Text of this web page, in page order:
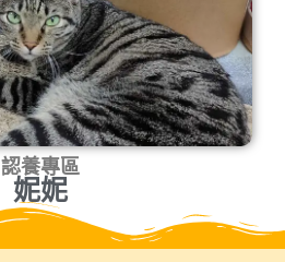
認養專區
妮妮